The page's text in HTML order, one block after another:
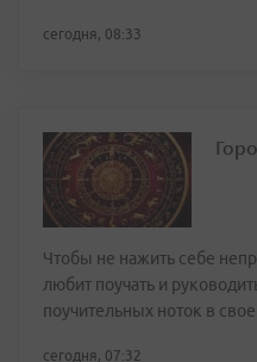
сегодня, 08:33
Чтобы не нажить себе
любит поучать и
поучительных ноток в
сегодня, 07:32